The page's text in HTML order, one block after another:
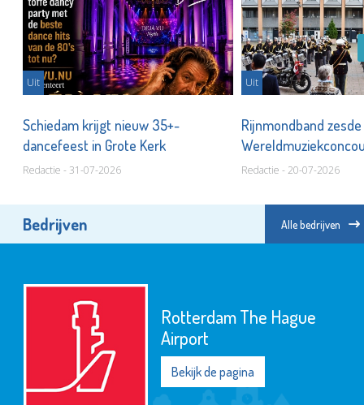
Uit
Schiedam krijgt nieuw 35+-
dancefeest in Grote Kerk
Redactie - 31-07-2026
Uit
Rijnmondband
Redactie - 20-07-2026
Bedrijven Alle bedrijven
Rotterdam The Hague
Airport
Bekijk de pagina